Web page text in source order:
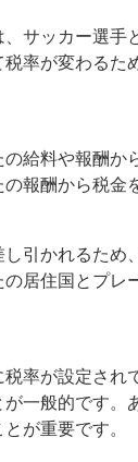
サッカー選手
率が変わるた
給料や報酬か
報酬から税金
引かれるため
居住国とプレ
率が設定され
一般的です。
が重要です。